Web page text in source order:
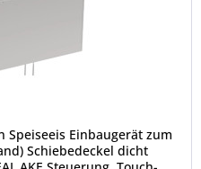
Speiseeis Einbaugerät zum
Schiebedeckel dicht